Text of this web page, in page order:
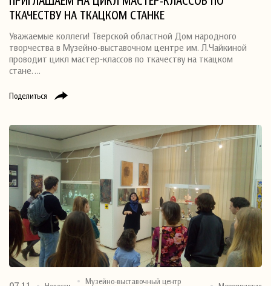
Поделиться
ТКАЧЕСТВУ НА ТКАЦКОМ СТАНКЕ
Уважаемые коллеги! Тверской областной Дом народного
творчества в Музейно-выставочном центре им. Л.Чайкиной
проводит цикл мастер-классов по ткачеству на ткацком
стане….
Музейно-выставочный центр